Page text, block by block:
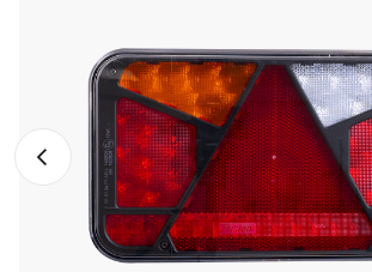
Photo précédente